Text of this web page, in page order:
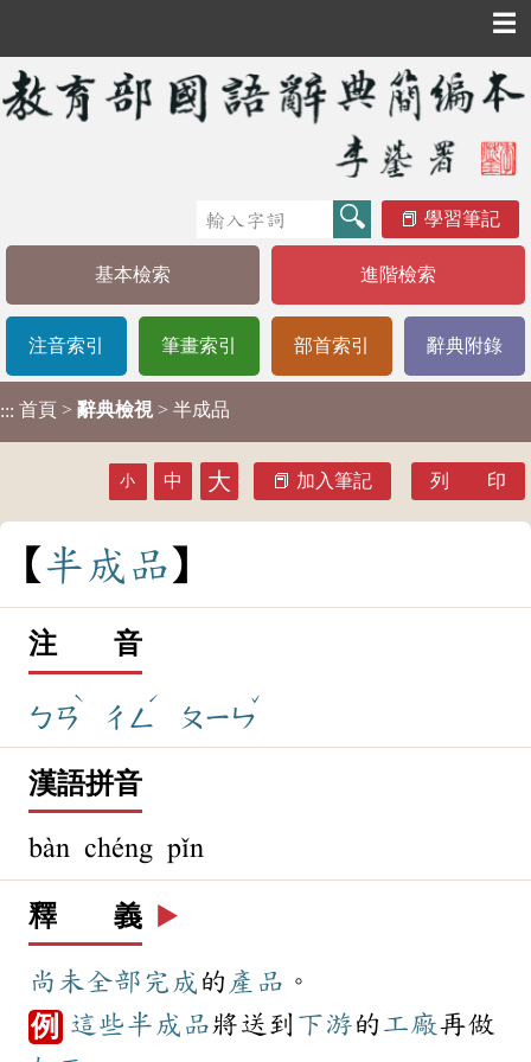
☰
學習筆記
基本檢索 進階檢索
注音索引 筆畫索引 部首索引 辭典附錄
::: 首頁 > 辭典檢視 > 半成品
小 中 大 加入筆記 列 印
半 成品
注 音
ㄅㄢ
ˋ
ㄔㄥ
ˊ
ㄆㄧㄣ
ˇ
漢語拼音
bàn chéng pǐn
釋 義 ▶️
尚未全部 完成 的 產品 。
例 這些半成品將送到 下游的 工廠再做